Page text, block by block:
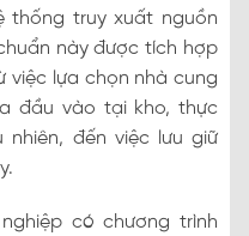
thống truy xuất nguồn
này được tích hợp
lựa chọn nhà cung
đầu vào tại kho, thực
nhiên, đến việc lưu giữ
có chương trình